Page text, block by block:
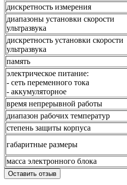
дискретность измерения
диапазоны установки скорости
ультразвука
дискретность установки скорости
ультразвука
память
электрическое питание:
- сеть переменного тока
- аккумуляторное
время непрерывной работы
диапазон рабочих температур
степень защиты корпуса
габаритные размеры
масса электронного блока
Оставить отзыв